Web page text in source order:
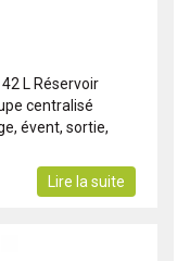
42 L Réservoir
centralisé
évent, sortie,
Lire la suite